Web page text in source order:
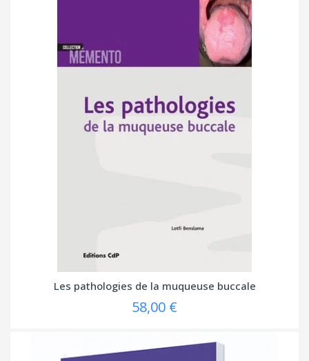
Les pathologies de la muqueuse buccale
58,00 €